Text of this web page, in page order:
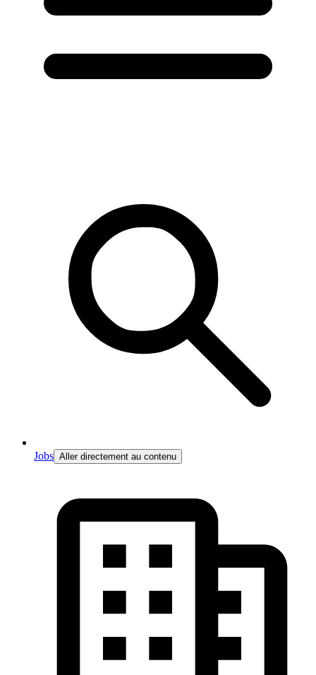
Jobs Aller directement au contenu